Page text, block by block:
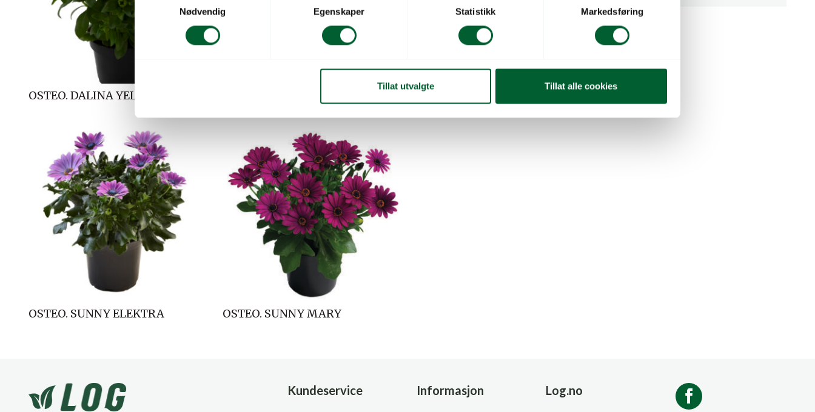
a
m
k
e
v
l
g
Nødvendig Egenskaper Statistikk Markedsføring
Tillat utvalgte Tillat alle cookies
OSTEO. DALINA YELLOW
OSTEO. SUNNY ELEKTRA OSTEO. SUNNY MARY
Kundeservice Informasjon Log.no